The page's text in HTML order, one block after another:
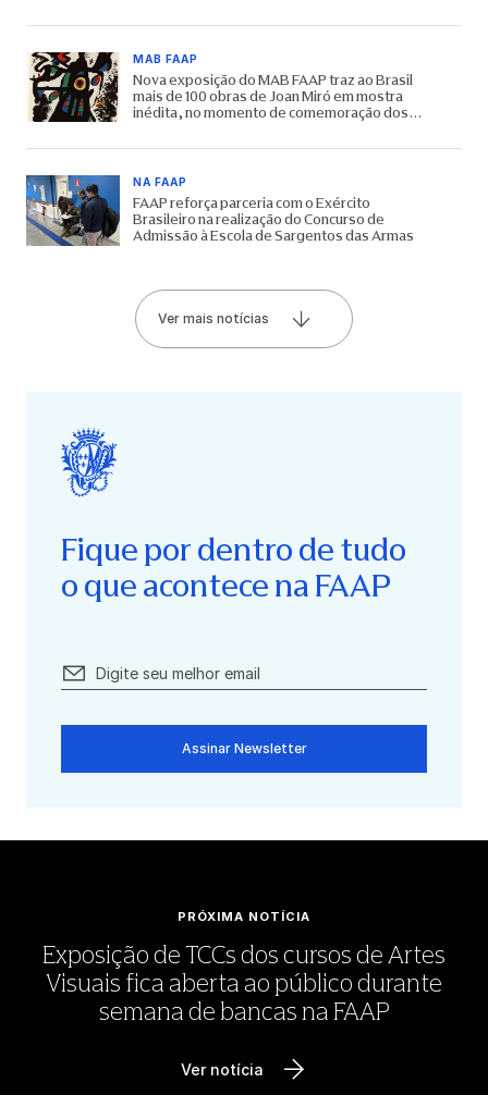
MAB FAAP
Nova exposição do MAB FAAP traz ao Brasil
mais de 100 obras de Joan Miró em mostra
inédita, no momento de comemoração dos
NA FAAP
FAAP reforça parceria com o Exército
Brasileiro na realização do Concurso de
Admissão à Escola de Sargentos das Armas
Ver mais notícias
Fique por dentro de tudo
o que acontece na FAAP
Assinar Newsletter
PRÓXIMA NOTÍCIA
Exposição de TCCs dos cursos de Artes
Visuais fica aberta ao público durante
semana de bancas na FAAP
Ver notícia